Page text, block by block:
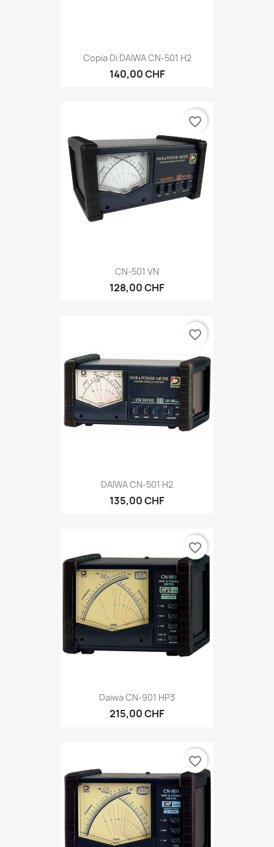
Copia Di DAIWA CN-501 H2
140,00 CHF
CN-501 VN
128,00 CHF
favorite_border
DAIWA CN-501 H2
135,00 CHF
favorite_border
Daiwa CN-901 HP3
215,00 CHF
favorite_border
favorite_border